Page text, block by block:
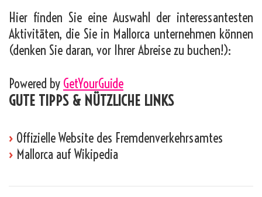
Hier finden Sie eine Auswahl der interessantesten
Aktivitäten, die Sie in Mallorca unternehmen können
(denken Sie daran, vor Ihrer Abreise zu buchen!):
Powered by GetYourGuide
GUTE TIPPS & NÜTZLICHE LINKS
› Offizielle Website des Fremdenverkehrsamtes
› Mallorca auf Wikipedia